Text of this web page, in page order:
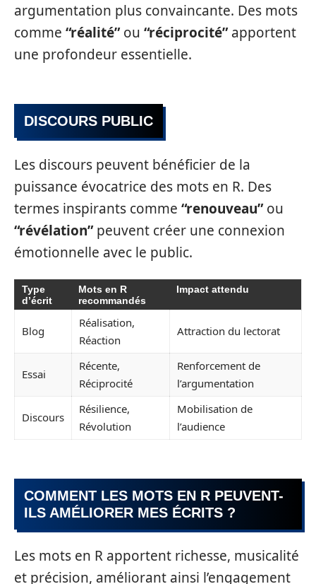
argumentation plus convaincante. Des mots
comme “réalité”ou “réciprocité”apportent
une profondeur essentielle.
DISCOURS PUBLIC
Les discours peuvent bénéficier de la
puissance évocatrice des mots en R. Des
termes inspirants comme “renouveau”ou
“révélation”peuvent créer une connexion
émotionnelle avec le public.
Type
d’écrit
Mots en R
recommandés
Impact attendu
Blog
Réalisation,
Réaction
Attraction du lectorat
Essai
Récente,
Réciprocité
Renforcement de
l’argumentation
Discours
Résilience,
Révolution
Mobilisation de
l’audience
COMMENT LES MOTS EN R PEUVENT-
ILS AMÉLIORER MES ÉCRITS ?
Les mots en R apportent richesse, musicalité
et précision, améliorant ainsi l’engagement